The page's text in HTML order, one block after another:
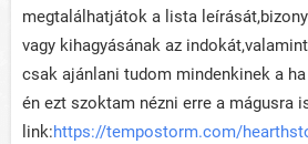
megtalálhatjátok a lista
vagy kihagyásának az
csak ajánlani tudom mindenkinek a
én ezt szoktam nézni erre a mágusra
link:https://tempostorm.com/